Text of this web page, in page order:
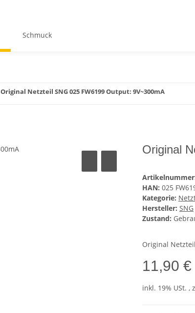
Schmuck
Original Netzteil SNG 025 FW6199 Output: 9V~300mA
Original
HAN: 025
Kategorie:
Hersteller: SNG
Zustand:
Original
11,90 €
inkl. 19% USt. ,